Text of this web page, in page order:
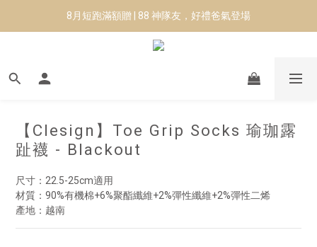
8月短跑滿額贈 | 88 神隊友，好禮爸氣登場
8月短跑滿額贈 | 88 神隊友，好禮爸氣登場
✨CURARING-韓國多功能深層按摩環｜新品預購88折！✨
Manduka-跟著青蛙去旅行｜快閃第二站-台南
【Clesign】Toe Grip Socks 瑜珈露
趾襪 - Blackout
尺寸：22.5-25cm適用
材質：90%有機棉+6%聚酯纖維+2%彈性纖維+2%彈性二烯
產地：越南